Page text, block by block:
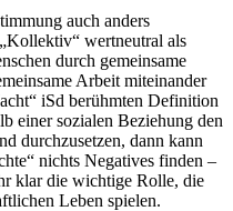
auch anders
wertneutral als
durch gemeinsame
Arbeit miteinander
iSd berühmten Definition
einer sozialen Beziehung den
durchzusetzen, dann kann
nichts Negatives finden –
klar die wichtige Rolle, die
Leben spielen.